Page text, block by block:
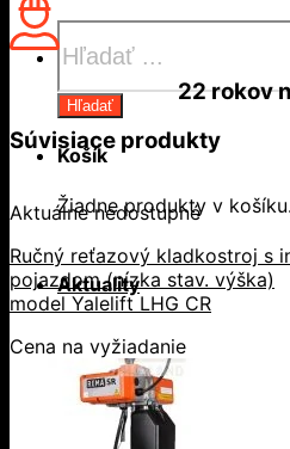
search
Hľadať
Košík
Žiadne produkty v košíku.
Aktuality
Pobočky
22 rokov
Súvisiace produkty
Aktuálne nedostupné
Ručný reťazový kladkostroj s
pojazdom (nízka stav. výška)
model Yalelift LHG CR
Cena na vyžiadanie